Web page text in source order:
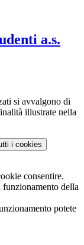
a.s.
si avvalgono di
illustrate nella
i cookies
consentire.
della
potete